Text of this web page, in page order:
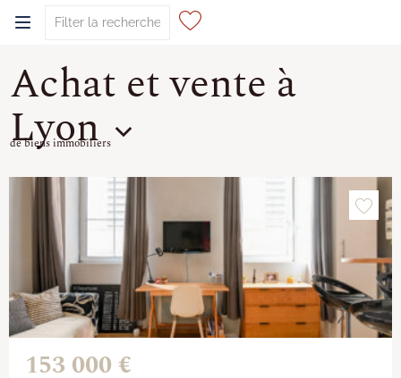
Achat et vente à
Lyon
de biens immobiliers
153 000 €